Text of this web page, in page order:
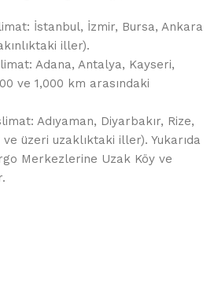
İstanbul, İzmir, Bursa, Ankara
iller).
Adana, Antalya, Kayseri,
ve 1,000 km arasındaki
Adıyaman, Diyarbakır, Rize,
üzeri uzaklıktaki iller). Yukarıda
Merkezlerine Uzak Köy ve